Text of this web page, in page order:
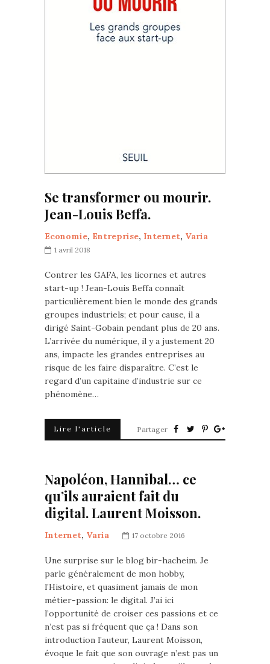
Se transformer ou mourir.
Jean-Louis Beffa.
Economie, Entreprise, Internet, Varia
1 avril 2018
Contrer les GAFA, les licornes et autres
start-up ! Jean-Louis Beffa connaît
particulièrement bien le monde des grands
groupes industriels; et pour cause, il a
dirigé Saint-Gobain pendant plus de 20 ans.
L’arrivée du numérique, il y a justement 20
ans, impacte les grandes entreprises au
risque de les faire disparaître. C’est le
regard d’un capitaine d’industrie sur ce
phénomène…
Lire l'article Partager
Napoléon, Hannibal… ce
qu’ils auraient fait du
digital. Laurent Moisson.
Internet, Varia 17 octobre 2016
Une surprise sur le blog bir-hacheim. Je
parle généralement de mon hobby,
l’Histoire, et quasiment jamais de mon
métier-passion: le digital. J’ai ici
l’opportunité de croiser ces passions et ce
n’est pas si fréquent que ça ! Dans son
introduction l’auteur, Laurent Moisson,
évoque le fait que son ouvrage n’est pas un